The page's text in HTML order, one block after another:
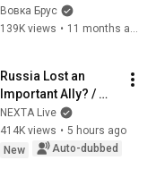
day! Operation
"Haystack" Luda at
Вовка Брус
139K views •
Russia Lost an
Important Ally? /
Military Forces
Launch an Assault /
Zelensky
NEXTA Live
414K views • 5 hours ago
New
Auto-dubbed